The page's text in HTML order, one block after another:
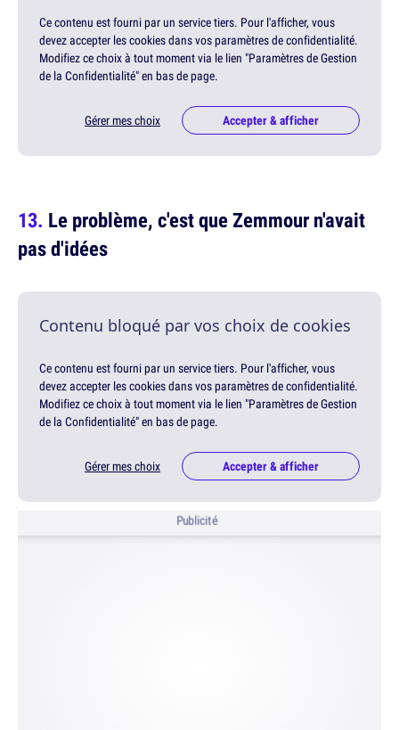
Ce contenu est fourni par un service tiers. Pour l'afficher, vous
devez accepter les cookies dans vos paramètres de confidentialité.
Modifiez ce choix à tout moment via le lien "Paramètres de Gestion
de la Confidentialité" en bas de page.
Gérer mes choix Accepter & afficher
Le problème, c'est que Zemmour n'avait
pas d'idées
Contenu bloqué par vos choix de cookies
Ce contenu est fourni par un service tiers. Pour l'afficher, vous
devez accepter les cookies dans vos paramètres de confidentialité.
Modifiez ce choix à tout moment via le lien "Paramètres de Gestion
de la Confidentialité" en bas de page.
Gérer mes choix Accepter & afficher
Publicité